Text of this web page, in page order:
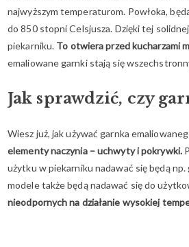
najwyższym temperaturom. Powłoka,
do 850 stopni Celsjusza. Dzięki tej
piekarniku. To otwiera przed kucharzami
emaliowane garnki stają się
Jak sprawdzić, czy
Wiesz już, jak używać garnka
elementy naczynia – uchwyty i pokrywki.
użytku w piekarniku nadawać się będą
modele także będą nadawać się do
nieodpornych na działanie wysokiej